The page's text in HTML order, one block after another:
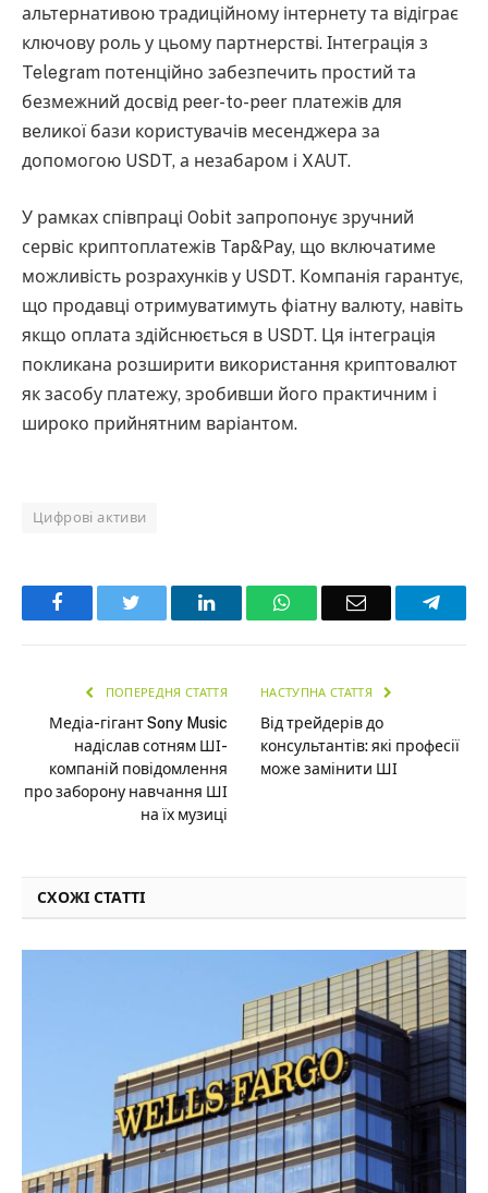
альтернативою традиційному інтернету та відіграє
ключову роль у цьому партнерстві. Інтеграція з
Telegram потенційно забезпечить простий та
безмежний досвід peer-to-peer платежів для
великої бази користувачів месенджера за
допомогою USDT, а незабаром і XAUT.
У рамках співпраці Oobit запропонує зручний
сервіс криптоплатежів Tap&Pay, що включатиме
можливість розрахунків у USDT. Компанія гарантує,
що продавці отримуватимуть фіатну валюту, навіть
якщо оплата здійснюється в USDT. Ця інтеграція
покликана розширити використання криптовалют
як засобу платежу, зробивши його практичним і
широко прийнятним варіантом.
Цифрові активи
Facebook LinkedInWhatsAppEmail
ПОПЕРЕДНЯ СТАТТЯ
Медіа-гігант Sony Music
надіслав сотням ШІ-
компаній повідомлення
про заборону навчання ШІ
на їх музиці
НАСТУПНА СТАТТЯ
Від трейдерів до
консультантів: які професії
може замінити ШІ
СХОЖІ СТАТТІ